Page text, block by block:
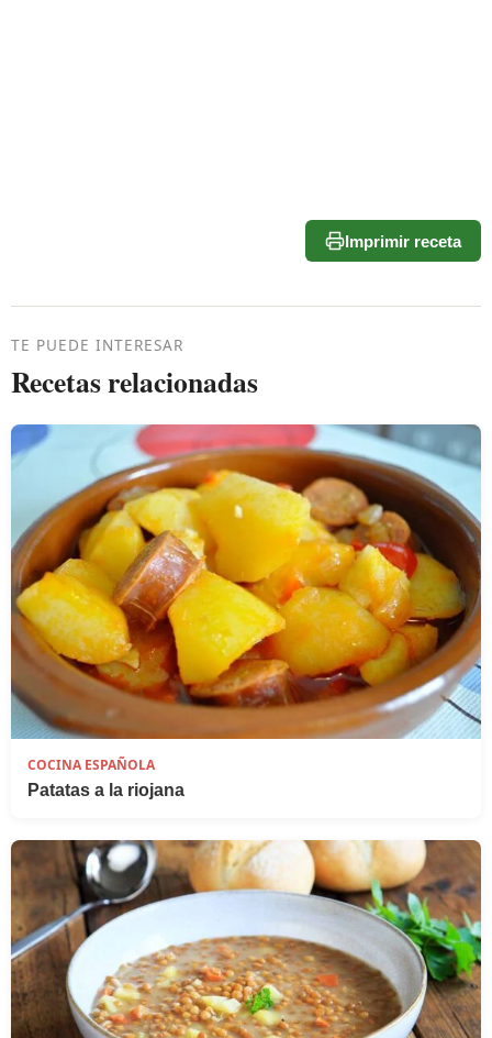
Imprimir receta
TE PUEDE INTERESAR
Recetas relacionadas
COCINA ESPAÑOLA
Patatas a la riojana